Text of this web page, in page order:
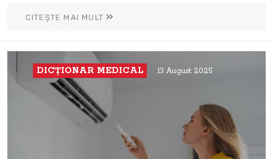
CITEȘTE MAI MULT
DICŢIONAR MEDICAL 13 August 2025